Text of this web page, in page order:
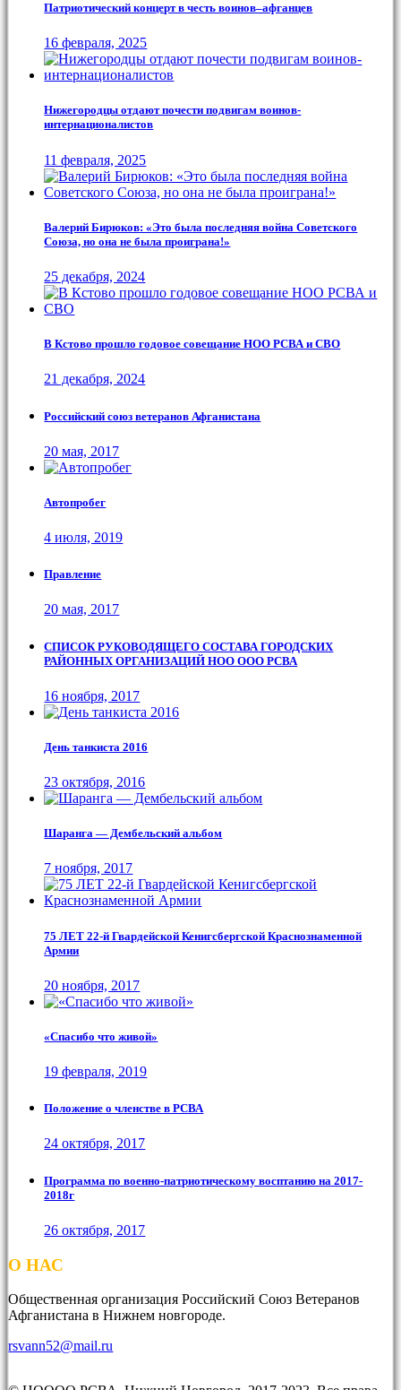
Патриотический концерт в честь воинов–афганцев
16 февраля, 2025
Нижегородцы отдают почести подвигам воинов-
интернационалистов
11 февраля, 2025
Валерий Бирюков: «Это была последняя война Советского
Союза, но она не была проиграна!»
25 декабря, 2024
В Кстово прошло годовое совещание НОО РСВА и СВО
21 декабря, 2024
Российский союз ветеранов Афганистана
20 мая, 2017
Автопробег
4 июля, 2019
Правление
20 мая, 2017
СПИСОК РУКОВОДЯЩЕГО СОСТАВА ГОРОДСКИХ
РАЙОННЫХ ОРГАНИЗАЦИЙ НОО ООО РСВА
16 ноября, 2017
День танкиста 2016
23 октября, 2016
Шаранга — Дембельский альбом
7 ноября, 2017
75 ЛЕТ 22-й Гвардейской Кенигсбергской Краснознаменной
Армии
20 ноября, 2017
«Спасибо что живой»
19 февраля, 2019
Положение о членстве в РСВА
24 октября, 2017
Программа по военно-патриотическому восптанию на 2017-
2018г
26 октября, 2017
О НАС
Общественная организация Российский Союз Ветеранов
Афганистана в Нижнем новгороде.
rsvann52@mail.ru